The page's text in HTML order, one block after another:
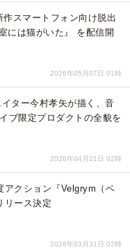
スマートフォン向け脱出
には猫がいた』 を配信開
2026年05月07日 01時
ター今村孝矢が描く、音
ブ限定プロダクトの全貌を
2026年04月21日 02時
アクション『Velgrym（ベ
リース決定
2026年03月31日 02時